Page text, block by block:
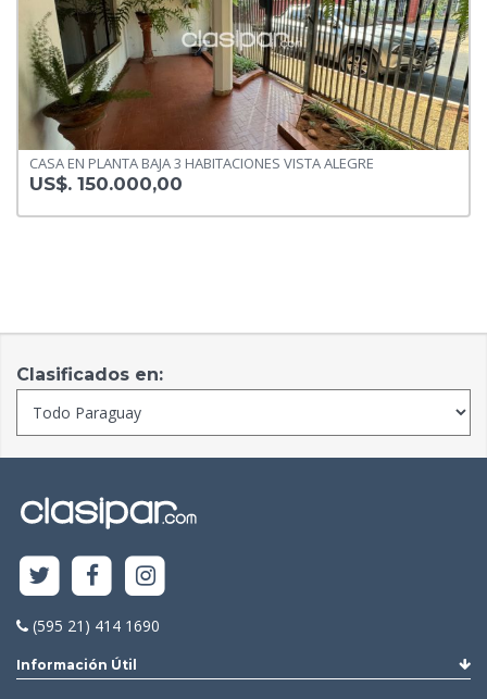
CASA EN PLANTA BAJA 3 HABITACIONES VISTA ALEGRE
US$. 150.000,00
Clasificados en:
(595 21) 414 1690
Información Útil